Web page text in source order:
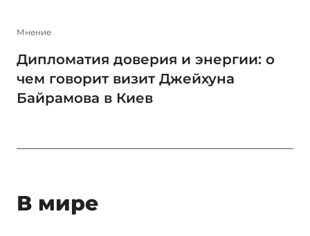
Мнение
Дипломатия доверия и энергии: о
чем говорит визит Джейхуна
Байрамова в Киев
В мире